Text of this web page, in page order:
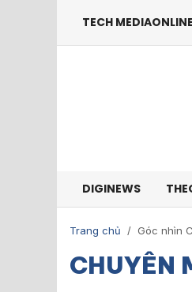
TECH MEDIAONLINE
DIGINEWS
Trang chủ / Góc nhìn
CHUYÊN